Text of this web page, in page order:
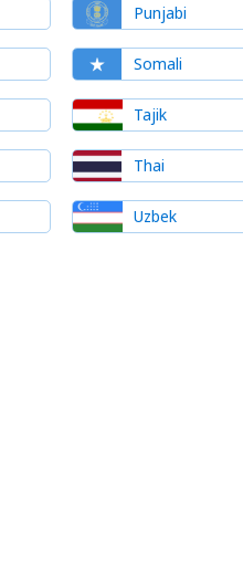
Punjabi
Somali
Tajik
Thai
Uzbek